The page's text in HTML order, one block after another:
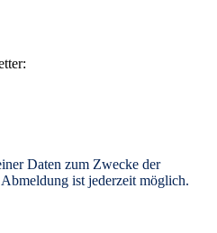
Daten zum Zwecke der
ist jederzeit möglich.